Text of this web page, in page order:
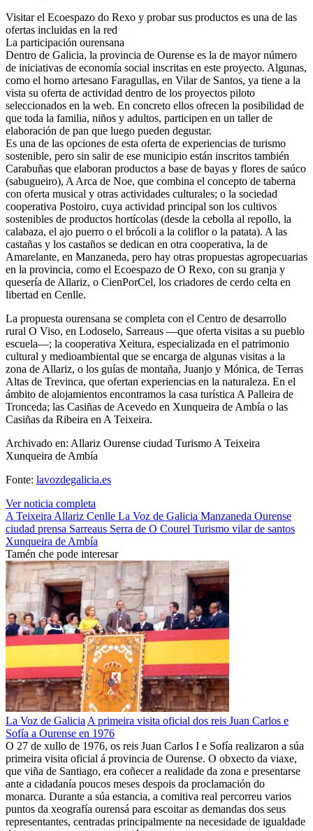
Visitar el Ecoespazo do Rexo y probar sus productos es una de las
ofertas incluidas en la red
La participación ourensana
Dentro de Galicia, la provincia de Ourense es la de mayor número
de iniciativas de economía social inscritas en este proyecto. Algunas,
como el horno artesano Faragullas, en Vilar de Santos, ya tiene a la
vista su oferta de actividad dentro de los proyectos piloto
seleccionados en la web. En concreto ellos ofrecen la posibilidad de
que toda la familia, niños y adultos, participen en un taller de
elaboración de pan que luego pueden degustar.
Es una de las opciones de esta oferta de experiencias de turismo
sostenible, pero sin salir de ese municipio están inscritos también
Carabuñas que elaboran productos a base de bayas y flores de saúco
(sabugueiro), A Arca de Noe, que combina el concepto de taberna
con oferta musical y otras actividades culturales; o la sociedad
cooperativa Postoiro, cuya actividad principal son los cultivos
sostenibles de productos hortícolas (desde la cebolla al repollo, la
calabaza, el ajo puerro o el brócoli a la coliflor o la patata). A las
castañas y los castaños se dedican en otra cooperativa, la de
Amarelante, en Manzaneda, pero hay otras propuestas agropecuarias
en la provincia, como el Ecoespazo de O Rexo, con su granja y
quesería de Allariz, o CienPorCel, los criadores de cerdo celta en
libertad en Cenlle.
La propuesta ourensana se completa con el Centro de desarrollo
rural O Viso, en Lodoselo, Sarreaus —que oferta visitas a su pueblo
escuela—; la cooperativa Xeitura, especializada en el patrimonio
cultural y medioambiental que se encarga de algunas visitas a la
zona de Allariz, o los guías de montaña, Juanjo y Mónica, de Terras
Altas de Trevinca, que ofertan experiencias en la naturaleza. En el
ámbito de alojamientos encontramos la casa turística A Palleira de
Tronceda; las Casiñas de Acevedo en Xunqueira de Ambía o las
Casiñas da Ribeira en A Teixeira.
Archivado en: Allariz Ourense ciudad Turismo A Teixeira
Xunqueira de Ambía
Fonte: lavozdegalicia.es
Ver noticia completa
A Teixeira Allariz Cenlle La Voz de Galicia Manzaneda Ourense
ciudad prensa Sarreaus Serra de O Courel Turismo vilar de santos
Xunqueira de Ambía
Tamén che pode interesar
La Voz de Galicia A primeira visita oficial dos reis Juan Carlos e
Sofía a Ourense en 1976
O 27 de xullo de 1976, os reis Juan Carlos I e Sofía realizaron a súa
primeira visita oficial á provincia de Ourense. O obxecto da viaxe,
que viña de Santiago, era coñecer a realidade da zona e presentarse
ante a cidadanía poucos meses despois da proclamación do
monarca. Durante a súa estancia, a comitiva real percorreu varios
puntos da xeografía ourensá para escoitar as demandas dos seus
representantes, centradas principalmente na necesidade de igualdade